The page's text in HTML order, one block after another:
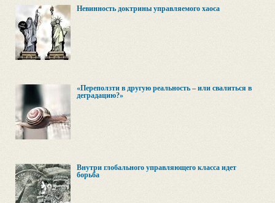
Невинность доктрины управляемого хаоса
«Переползти в другую реальность – или свалиться в
деградацию?»
Внутри глобального управляющего класса идет
борьба